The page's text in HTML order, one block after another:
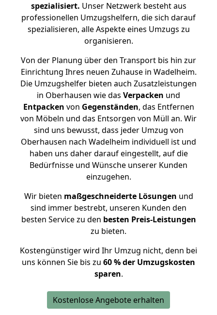
spezialisiert. Unser Netzwerk besteht aus
professionellen Umzugshelfern, die sich darauf
spezialisieren, alle Aspekte eines Umzugs zu
organisieren.
Von der Planung über den Transport bis hin zur
Einrichtung Ihres neuen Zuhause in Wadelheim.
Die Umzugshelfer bieten auch Zusatzleistungen
in Oberhausen wie das Verpacken und
Entpacken von Gegenständen, das Entfernen
von Möbeln und das Entsorgen von Müll an. Wir
sind uns bewusst, dass jeder Umzug von
Oberhausen nach Wadelheim individuell ist und
haben uns daher darauf eingestellt, auf die
Bedürfnisse und Wünsche unserer Kunden
einzugehen.
Wir bieten maßgeschneiderte Lösungen und
sind immer bestrebt, unseren Kunden den
besten Service zu den besten Preis-Leistungen
zu bieten.
Kostengünstiger wird Ihr Umzug nicht, denn bei
uns können Sie bis zu 60 % der Umzugskosten
sparen.
Kostenlose Angebote erhalten